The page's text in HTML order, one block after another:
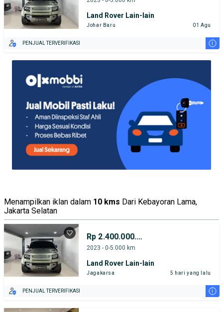
Land Rover Lain-lain
Johar Baru 01 Agu
PENJUAL TERVERIFIKASI i
Menampilkan iklan dalam 10 kms Dari Kebayoran Lama,
Jakarta Selatan
Rp 2.400.000.000
2023 - 0-5.000 km
Land Rover Lain-lain
Jagakarsa 5 hari yang lalu
PENJUAL TERVERIFIKASI i